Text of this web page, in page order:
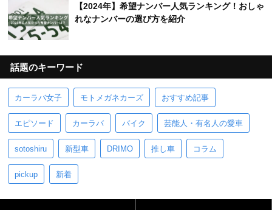
【2024年】希望ナンバー人気ランキング！おしゃ
れなナンバーの選び方を紹介
話題のキーワード
カーラバ女子 モトメガネカーズ おすすめ記事
エピソード カーラバ バイク 芸能人・有名人の愛車
sotoshiru 新型車 DRIMO 推し車 コラム
pickup 新着